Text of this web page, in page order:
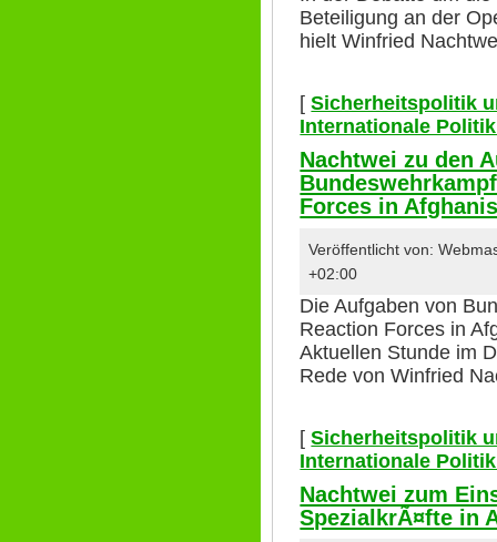
Beteiligung an der
hielt Winfried
[Sicherheitspolitik
Internationale
Nachtwei zu den
Forces in
Veröffentlicht von:
+02:00
Die Aufgaben von
Reaction Forces in
Aktuellen Stunde im
Rede von Winfried
[Sicherheitspolitik
Internationale
Nachtwei zum
SpezialkrÃ¤fte in